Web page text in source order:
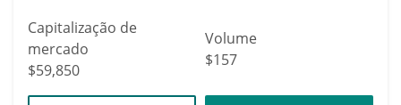
Capitalização de
mercado
$59,850
Volume
$157